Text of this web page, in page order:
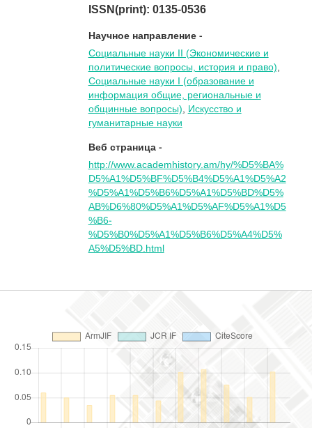
ISSN(print): 0135-0536
Научное направление -
Социальные науки II (Экономические и
политические вопросы, история и право),
Социальные науки I (oбразование и
информация общие, региональные и
общинные вопросы), Искусство и
гуманитарные науки
Веб страница -
http://www.academhistory.am/hy/%D5%BA%
D5%A1%D5%BF%D5%B4%D5%A1%D5%A2
%D5%A1%D5%B6%D5%A1%D5%BD%D5%
AB%D6%80%D5%A1%D5%AF%D5%A1%D5
%B6-
%D5%B0%D5%A1%D5%B6%D5%A4%D5%
A5%D5%BD.html